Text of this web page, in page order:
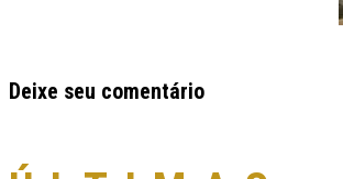
Deixe seu comentário